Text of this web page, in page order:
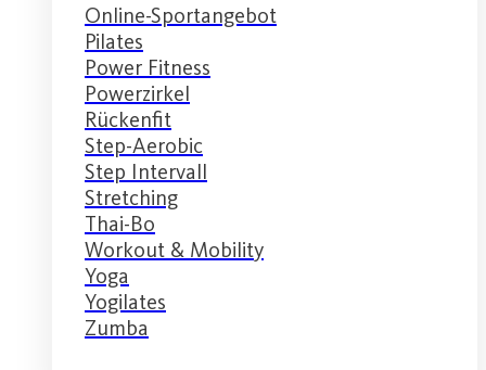
Online-Sportangebot
Pilates
Power Fitness
Powerzirkel
Rückenfit
Step-Aerobic
Step Intervall
Stretching
Thai-Bo
Workout & Mobility
Yoga
Yogilates
Zumba